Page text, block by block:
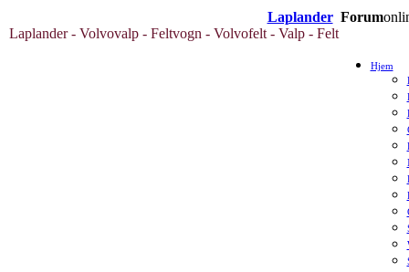
Laplander Forum
Laplander - Volvovalp - Feltvogn - Volvofelt - Valp - Felt
Hjem